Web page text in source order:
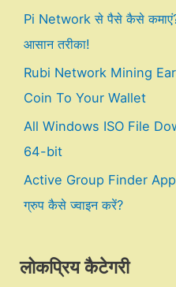
Pi Network से पैसे कैसे कमाएं?
आसान तरीका!
Rubi Network Mining
Coin To Your Wallet
All Windows ISO File
64-bit
Active Group Finder App
ग्रुप कैसे ज्वाइन करें?
लोकप्रिय कैटेगरी